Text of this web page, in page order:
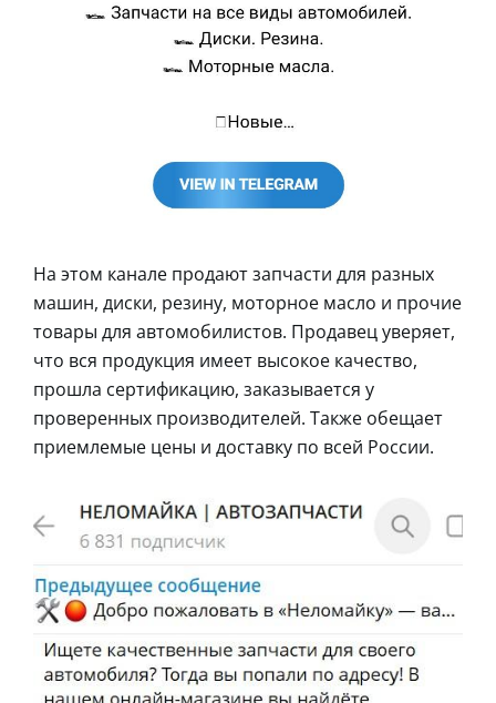
На этом канале продают запчасти для разных
машин, диски, резину, моторное масло и прочие
товары для автомобилистов. Продавец уверяет,
что вся продукция имеет высокое качество,
прошла сертификацию, заказывается у
проверенных производителей. Также обещает
приемлемые цены и доставку по всей России.